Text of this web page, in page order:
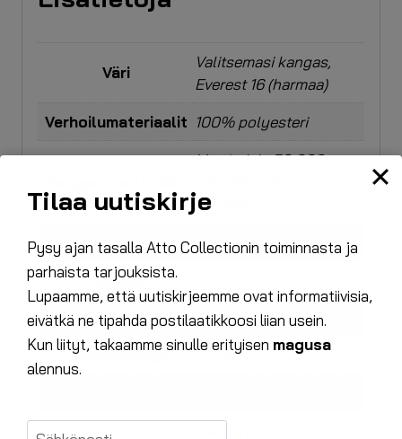
Väri
Valitsemasi kangas,
Everest 16 (harmaa)
Verhoilumateriaalit 100% polyesteri
Martindale 50,000
XNUMX
Leveys
286 cm
Syvyys
Korkeus
86 cm
Istumasyvyys
67 cm
Tilaa uutiskirje
Pysy ajan tasalla Atto Collectionin toiminnasta ja
parhaista tarjouksista.
Lupaamme, että uutiskirjeemme ovat informatiivisia,
eivätkä ne tipahda postilaatikkoosi liian usein.
Kun liityt, takaamme sinulle erityisen magusa
alennus.